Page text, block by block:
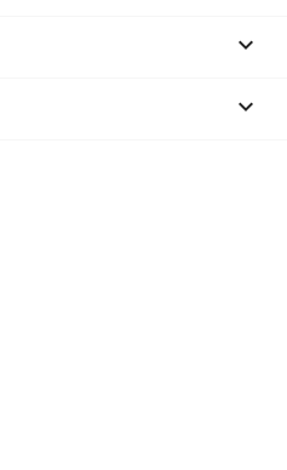

keyboard_arrow_down